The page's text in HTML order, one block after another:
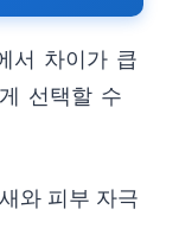
서 차이가 큽
선택할 수
와 피부 자극